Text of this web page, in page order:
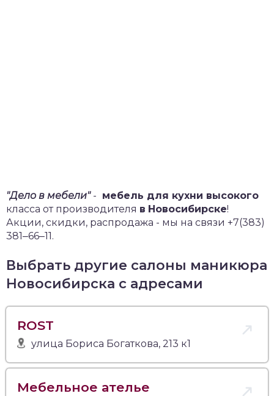
"Дело в мебели"- мебель для кухни высокого
класса от производителя в Новосибирске!
Акции, скидки, распродажа - мы на связи +7(383)
381‒66‒11.
Выбрать другие салоны маникюра
Новосибирска с адресами
ROST
улица Бориса Богаткова, 213 к1
Мебельное ателье